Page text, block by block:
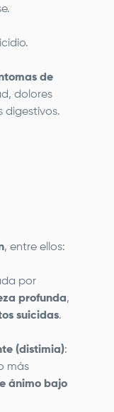
de
dolores
digestivos.
, entre ellos:
por
profunda,
suicidas.
(distimia):
más
ánimo bajo